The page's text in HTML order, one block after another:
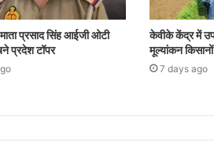
माता प्रसाद सिंह आईजी ओटी
प्रदेश टॉपर
केवीके केंद्र में
मूल्यांकन
7 days ago